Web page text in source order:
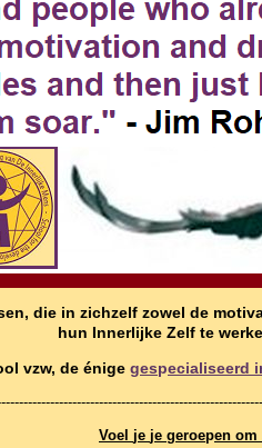
die in zichzelf zowel de
hun Innerlijke Zelf te
vzw, de énige gespecialiseerd
Voel je je geroepen om